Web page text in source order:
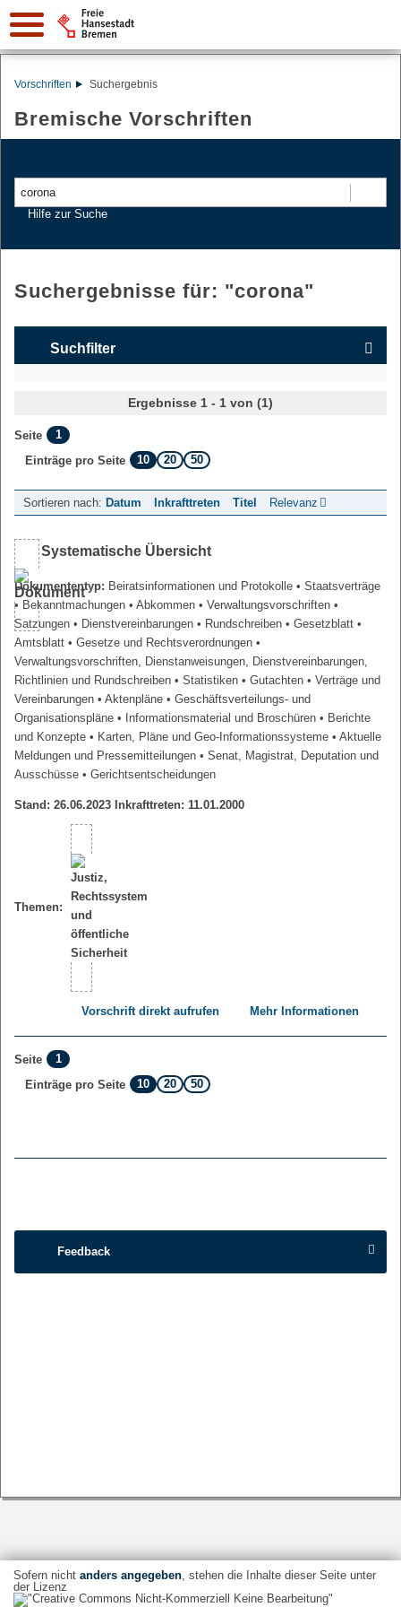
Vorschriften Suchergebnis
Bremische Vorschriften
Hilfe zur Suche
Suchergebnisse für: "corona"
Suchfilter
Ergebnisse 1 - 1 von (1)
Seite
1
Einträge pro Seite
10 20 50
Sortieren nach: Datum Inkrafttreten Titel Relevanz
Systematische Übersicht
Dokumententyp: Beiratsinformationen und Protokolle • Staatsverträge
• Bekanntmachungen • Abkommen • Verwaltungsvorschriften •
Satzungen • Dienstvereinbarungen • Rundschreiben • Gesetzblatt •
Amtsblatt • Gesetze und Rechtsverordnungen •
Verwaltungsvorschriften, Dienstanweisungen, Dienstvereinbarungen,
Richtlinien und Rundschreiben • Statistiken • Gutachten • Verträge und
Vereinbarungen • Aktenpläne • Geschäftsverteilungs- und
Organisationspläne • Informationsmaterial und Broschüren • Berichte
und Konzepte • Karten, Pläne und Geo-Informationssysteme • Aktuelle
Meldungen und Pressemitteilungen • Senat, Magistrat, Deputation und
Ausschüsse • Gerichtsentscheidungen
Stand: 26.06.2023 Inkrafttreten: 11.01.2000
Themen:
Vorschrift direkt aufrufen Mehr Informationen
Seite
1
Einträge pro Seite
10 20 50
Feedback
Sofern nicht anders angegeben, stehen die Inhalte dieser Seite unter
der Lizenz